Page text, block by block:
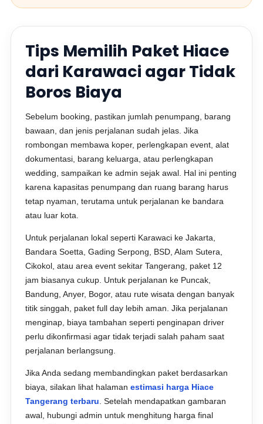
Tips Memilih Paket Hiace
dari Karawaci agar Tidak
Boros Biaya
Sebelum booking, pastikan jumlah penumpang, barang
bawaan, dan jenis perjalanan sudah jelas. Jika
rombongan membawa koper, perlengkapan event, alat
dokumentasi, barang keluarga, atau perlengkapan
wedding, sampaikan ke admin sejak awal. Hal ini penting
karena kapasitas penumpang dan ruang barang harus
tetap nyaman, terutama untuk perjalanan ke bandara
atau luar kota.
Untuk perjalanan lokal seperti Karawaci ke Jakarta,
Bandara Soetta, Gading Serpong, BSD, Alam Sutera,
Cikokol, atau area event sekitar Tangerang, paket 12
jam biasanya cukup. Untuk perjalanan ke Puncak,
Bandung, Anyer, Bogor, atau rute wisata dengan banyak
titik singgah, paket full day lebih aman. Jika perjalanan
menginap, biaya tambahan seperti penginapan driver
perlu dikonfirmasi agar tidak terjadi salah paham saat
perjalanan berlangsung.
Jika Anda sedang membandingkan paket berdasarkan
biaya, silakan lihat halamanestimasi harga Hiace
Tangerang terbaru . Setelah mendapatkan gambaran
awal, hubungi admin untuk menghitung harga final